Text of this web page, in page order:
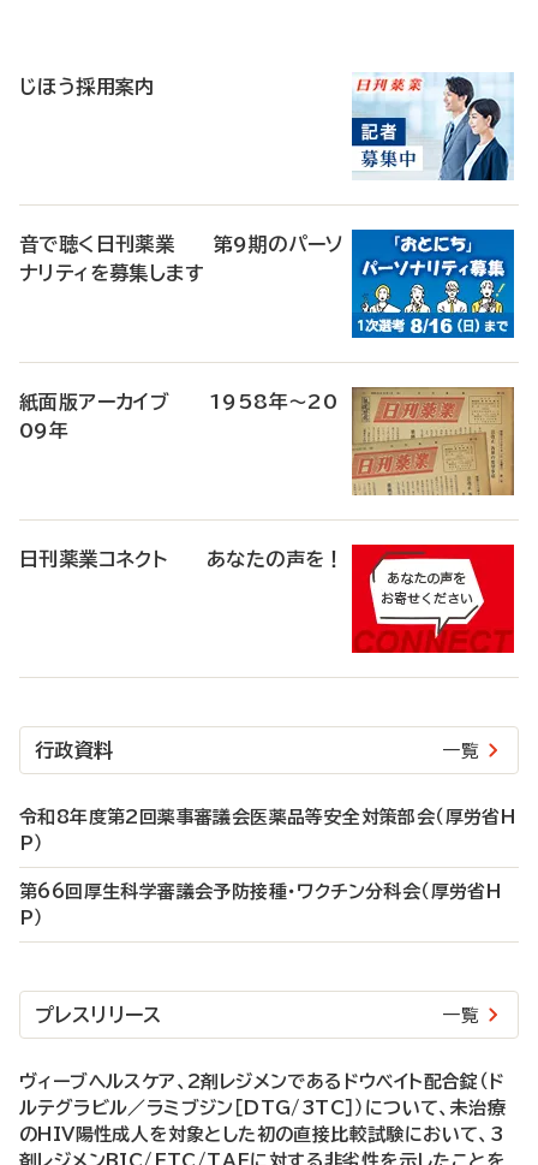
じほう採用案内
音で聴く日刊薬業 第9期のパーソ
ナリティを募集します
紙面版アーカイブ 1958年～20
09年
日刊薬業コネクト あなたの声を！
行政資料 一覧
令和8年度第2回薬事審議会医薬品等安全対策部会（厚労省H
P）
第66回厚生科学審議会予防接種・ワクチン分科会（厚労省H
P）
プレスリリース 一覧
ヴィーブヘルスケア、2剤レジメンであるドウベイト配合錠（ド
ルテグラビル／ラミブジン［DTG/3TC］）について、未治療
のHIV陽性成人を対象とした初の直接比較試験において、3
剤レジメンBIC/FTC/TAFに対する非劣性を示したことを